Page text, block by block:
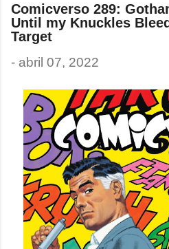
Comicverso 289:
Until my Knuckles
Target
- abril 07, 2022